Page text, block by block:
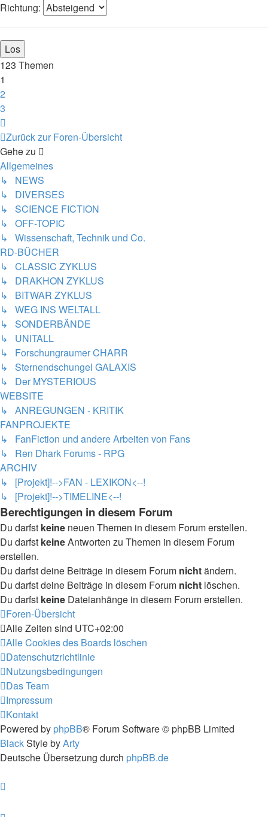
Richtung:
123 Themen
1
2
3
Zurück zur Foren-Übersicht
Gehe zu
Allgemeines
↳ NEWS
↳ DIVERSES
↳ SCIENCE FICTION
↳ OFF-TOPIC
↳ Wissenschaft, Technik und Co.
RD-BÜCHER
↳ CLASSIC ZYKLUS
↳ DRAKHON ZYKLUS
↳ BITWAR ZYKLUS
↳ WEG INS WELTALL
↳ SONDERBÄNDE
↳ UNITALL
↳ Forschungraumer CHARR
↳ Sternendschungel GALAXIS
↳ Der MYSTERIOUS
WEBSITE
↳ ANREGUNGEN - KRITIK
FANPROJEKTE
↳ FanFiction und andere Arbeiten von Fans
↳ Ren Dhark Forums - RPG
ARCHIV
↳ [Projekt]!-->FAN - LEXIKON<--!
↳ [Projekt]!-->TIMELINE<--!
Berechtigungen in diesem Forum
Du darfst keine neuen Themen in diesem Forum erstellen.
Du darfst keineAntworten zu Themen in diesem Forum
erstellen.
Du darfst deine Beiträge in diesem Forum nichtändern.
Du darfst deine Beiträge in diesem Forum nicht löschen.
Du darfst keine Dateianhänge in diesem Forum erstellen.
Foren-Übersicht
Alle Zeiten sind UTC+02:00
Alle Cookies des Boards löschen
Datenschutzrichtlinie
Nutzungsbedingungen
Das Team
Impressum
Kontakt
Powered by phpBB® Forum Software © phpBB Limited
BlackStyle byArty
Deutsche Übersetzung durch phpBB.de